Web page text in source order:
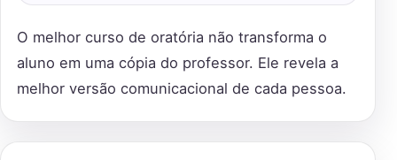
O melhor curso de oratória não transforma o
aluno em uma cópia do professor. Ele revela a
melhor versão comunicacional de cada pessoa.